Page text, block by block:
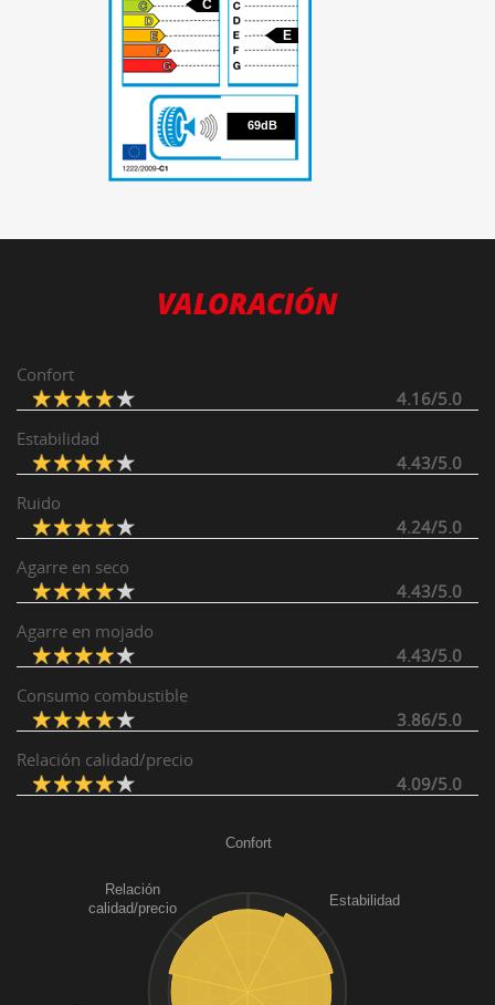
69
C
E
69dB
VALORACIÓN
Confort
4.16/5.0
Estabilidad
4.43/5.0
Ruido
4.24/5.0
Agarre en seco
4.43/5.0
Agarre en mojado
4.43/5.0
Consumo combustible
3.86/5.0
Relación calidad/precio
4.09/5.0
Confort
Estabilidad
Relación
calidad/precio